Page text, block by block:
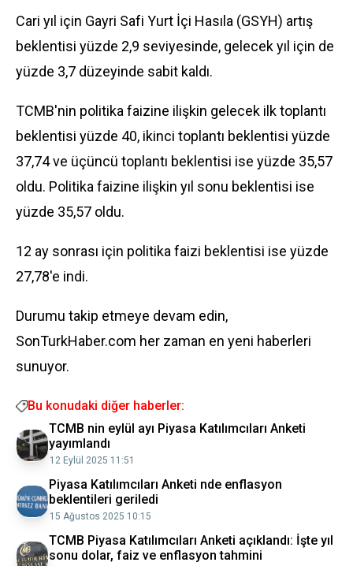
Cari yıl için Gayri Safi Yurt İçi Hasıla (GSYH) artış
beklentisi yüzde 2,9 seviyesinde, gelecek yıl için de
yüzde 3,7 düzeyinde sabit kaldı.
TCMB'nin politika faizine ilişkin gelecek ilk toplantı
beklentisi yüzde 40, ikinci toplantı beklentisi yüzde
37,74 ve üçüncü toplantı beklentisi ise yüzde 35,57
oldu. Politika faizine ilişkin yıl sonu beklentisi ise
yüzde 35,57 oldu.
12 ay sonrası için politika faizi beklentisi ise yüzde
27,78'e indi.
Durumu takip etmeye devam edin,
SonTurkHaber.com her zaman en yeni haberleri
sunuyor.
Bu konudaki diğer haberler:
TCMB nin eylül ayı Piyasa Katılımcıları Anketi
yayımlandı
12 Eylül 2025 11:51
Piyasa Katılımcıları Anketi nde enflasyon
beklentileri geriledi
15 Ağustos 2025 10:15
TCMB Piyasa Katılımcıları Anketi açıklandı: İşte yıl
sonu dolar, faiz ve enflasyon tahmini